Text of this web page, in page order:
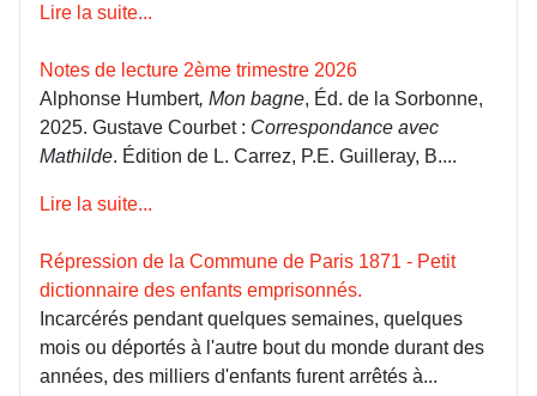
Lire la suite...
Notes de lecture 2ème trimestre 2026
Alphonse Humbert, Mon bagne, Éd. de la Sorbonne,
2025. Gustave Courbet : Correspondance avec
Mathilde. Édition de L. Carrez, P.E. Guilleray, B....
Lire la suite...
Répression de la Commune de Paris 1871 - Petit
dictionnaire des enfants emprisonnés.
Incarcérés pendant quelques semaines, quelques
mois ou déportés à l'autre bout du monde durant des
années, des milliers d'enfants furent arrêtés à...